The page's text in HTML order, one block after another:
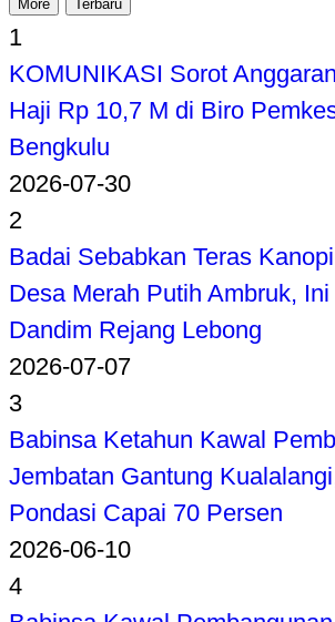
More Terbaru
1
KOMUNIKASI Sorot
Haji Rp 10,7 M di Biro
Bengkulu
2026-07-30
2
Badai Sebabkan Teras
Desa Merah Putih Ambruk,
Dandim Rejang Lebong
2026-07-07
3
Babinsa Ketahun Kawal
Jembatan Gantung
Pondasi Capai 70 Persen
2026-06-10
4